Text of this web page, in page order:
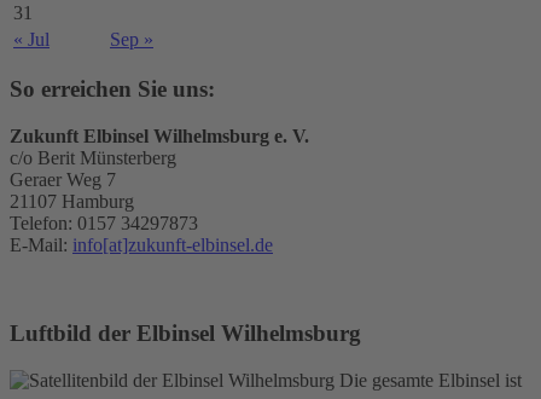
31
« Jul
Sep »
So erreichen Sie uns:
Zukunft Elbinsel Wilhelmsburg e. V.
c/o Berit Münsterberg
Geraer Weg 7
21107 Hamburg
Telefon: 0157 34297873
E-Mail: info[at]zukunft-elbinsel.de
Luftbild der Elbinsel Wilhelmsburg
Die gesamte Elbinsel ist